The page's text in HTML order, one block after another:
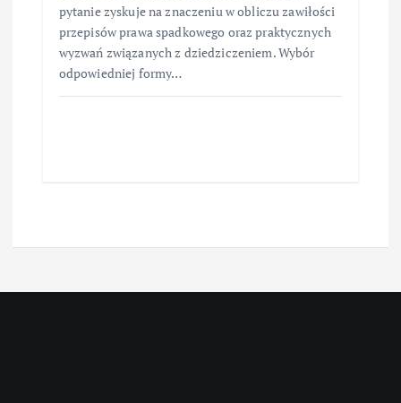
pytanie zyskuje na znaczeniu w obliczu zawiłości
przepisów prawa spadkowego oraz praktycznych
wyzwań związanych z dziedziczeniem. Wybór
odpowiedniej formy…